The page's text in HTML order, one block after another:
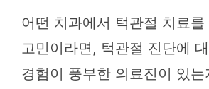
어떤 치과에서 턱관절 치료를
고민이라면, 턱관절 진단에
경험이 풍부한 의료진이 있